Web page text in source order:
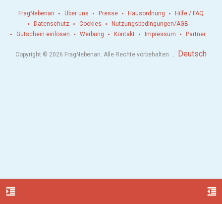
format_indent_increase format_indent_decrease
FragNebenan Über uns Presse Hausordnung
Hilfe / FAQ
Datenschutz
Cookies
Nutzungsbedingungen/AGB
Gutschein einlösen
Werbung Kontakt Impressum Partner
Copyright © 2026 FragNebenan. Alle Rechte vorbehalten . Deutsch